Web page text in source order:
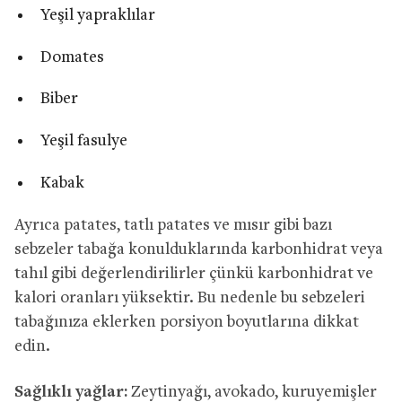
Yeşil yapraklılar
Domates
Biber
Yeşil fasulye
Kabak
Ayrıca patates, tatlı patates ve mısır gibi bazı
sebzeler tabağa konulduklarında karbonhidrat veya
tahıl gibi değerlendirilirler çünkü karbonhidrat ve
kalori oranları yüksektir. Bu nedenle bu sebzeleri
tabağınıza eklerken porsiyon boyutlarına dikkat
edin.
Sağlıklı yağlar: Zeytinyağı, avokado, kuruyemişler